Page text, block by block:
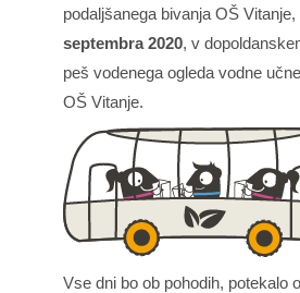
podaljšanega bivanja OŠ Vitanje,
septembra 2020, v
peš vodenega ogleda vodne
OŠ Vitanje.
Vse dni bo ob pohodih, potekalo